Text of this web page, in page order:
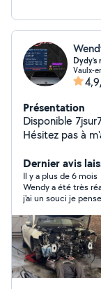
Vaulx-
Présentation
Disponible
Hésitez pas à
Dernier avis
Il y a plus de 6 mois
Wendy a été très
j'ai un souci je